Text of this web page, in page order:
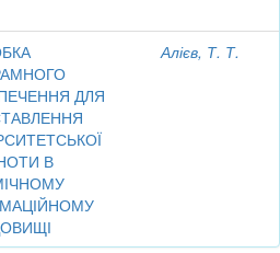
ДЛЯ
В
Алієв, Т. Т.